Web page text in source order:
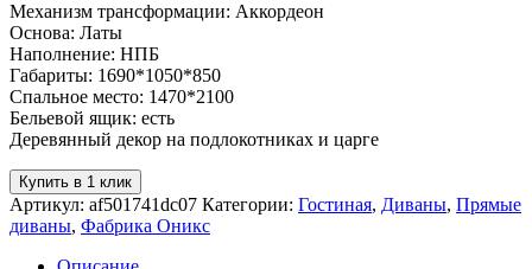
Механизм трансформации: Аккордеон
Основа: Латы
Наполнение: НПБ
Габариты: 1690*1050*850
Спальное место: 1470*2100
Бельевой ящик: есть
Деревянный декор на подлокотниках и царге
Купить в 1 клик
Артикул: af501741dc07 Категории: Гостиная, Диваны, Прямые
диваны, Фабрика Оникс